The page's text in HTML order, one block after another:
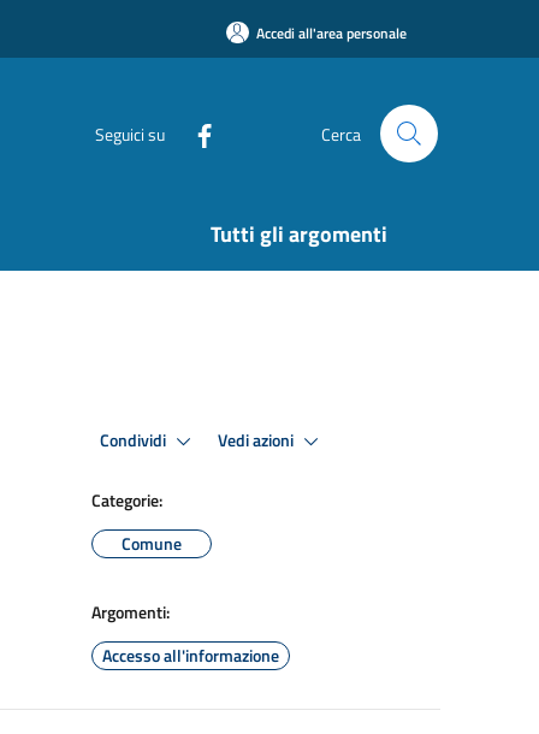
Accedi all'area personale
Seguici su Cerca
Tutti gli argomenti
Condividi Vedi azioni
Categorie:
Comune
Argomenti:
Accesso all'informazione